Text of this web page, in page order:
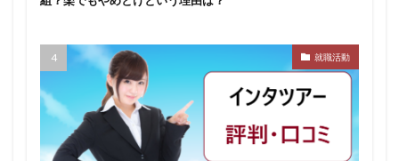
就職活動
UZUZ
URL unistyle
インターンシップガイド
ウズキャリ
TSUNORU
キャリch
キャンパスキャリア
キャリチャン
キャリセン就活エージェント
キャリアパーク
キャリアチケットスカウト